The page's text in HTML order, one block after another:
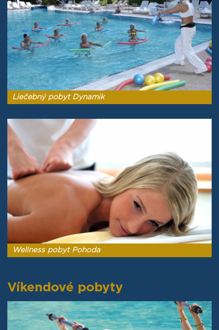
Liečebný pobyt Dynamik
Wellness pobyt Pohoda
Víkendové pobyty